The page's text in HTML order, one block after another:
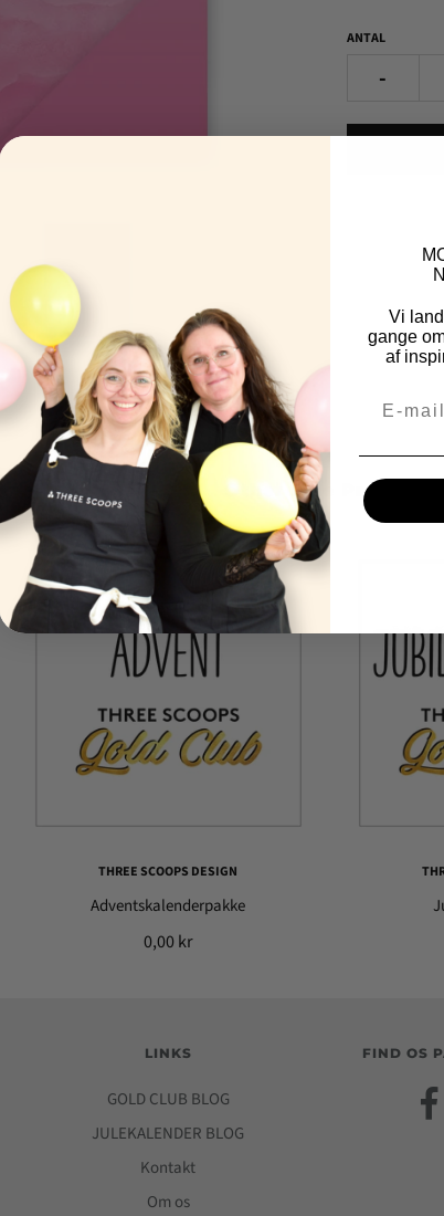
ANTAL
-
Other Fine Products
THREE SCOOPS DESIGN
Adventskalenderpakke
0,00 kr
LINKS
GOLD CLUB BLOG
JULEKALENDER BLOG
Kontakt
Om os
FIND OS
Vi
gange
af